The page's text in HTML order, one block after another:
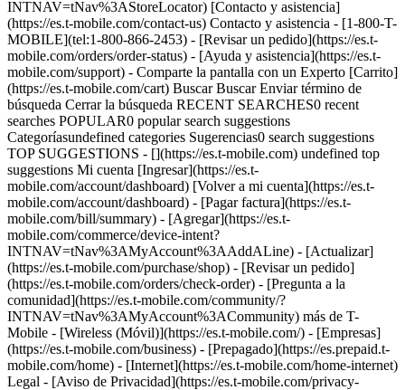
INTNAV=tNav%3AStoreLocator) [Contacto y asistencia]
(https://es.t-mobile.com/contact-us) Contacto y asistencia - [1-800-T-
MOBILE](tel:1-800-866-2453) - [Revisar un pedido](https://es.t-
mobile.com/orders/order-status) - [Ayuda y asistencia](https://es.t-
mobile.com/support) - Comparte la pantalla con un Experto [Carrito]
(https://es.t-mobile.com/cart) Buscar Buscar Enviar término de
búsqueda Cerrar la búsqueda RECENT SEARCHES0 recent
searches POPULAR0 popular search suggestions
Categoríasundefined categories Sugerencias0 search suggestions
TOP SUGGESTIONS - [](https://es.t-mobile.com) undefined top
suggestions Mi cuenta [Ingresar](https://es.t-
mobile.com/account/dashboard) [Volver a mi cuenta](https://es.t-
mobile.com/account/dashboard) - [Pagar factura](https://es.t-
mobile.com/bill/summary) - [Agregar](https://es.t-
mobile.com/commerce/device-intent?
INTNAV=tNav%3AMyAccount%3AAddALine) - [Actualizar]
(https://es.t-mobile.com/purchase/shop) - [Revisar un pedido]
(https://es.t-mobile.com/orders/check-order) - [Pregunta a la
comunidad](https://es.t-mobile.com/community/?
INTNAV=tNav%3AMyAccount%3ACommunity) más de T-
Mobile - [Wireless (Móvil)](https://es.t-mobile.com/) - [Empresas]
(https://es.t-mobile.com/business) - [Prepagado](https://es.prepaid.t-
mobile.com/home) - [Internet](https://es.t-mobile.com/home-internet)
Legal - [Aviso de Privacidad](https://es.t-mobile.com/privacy-